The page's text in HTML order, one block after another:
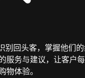
别回头客，掌握他们
服务与建议，让客户
物体验。